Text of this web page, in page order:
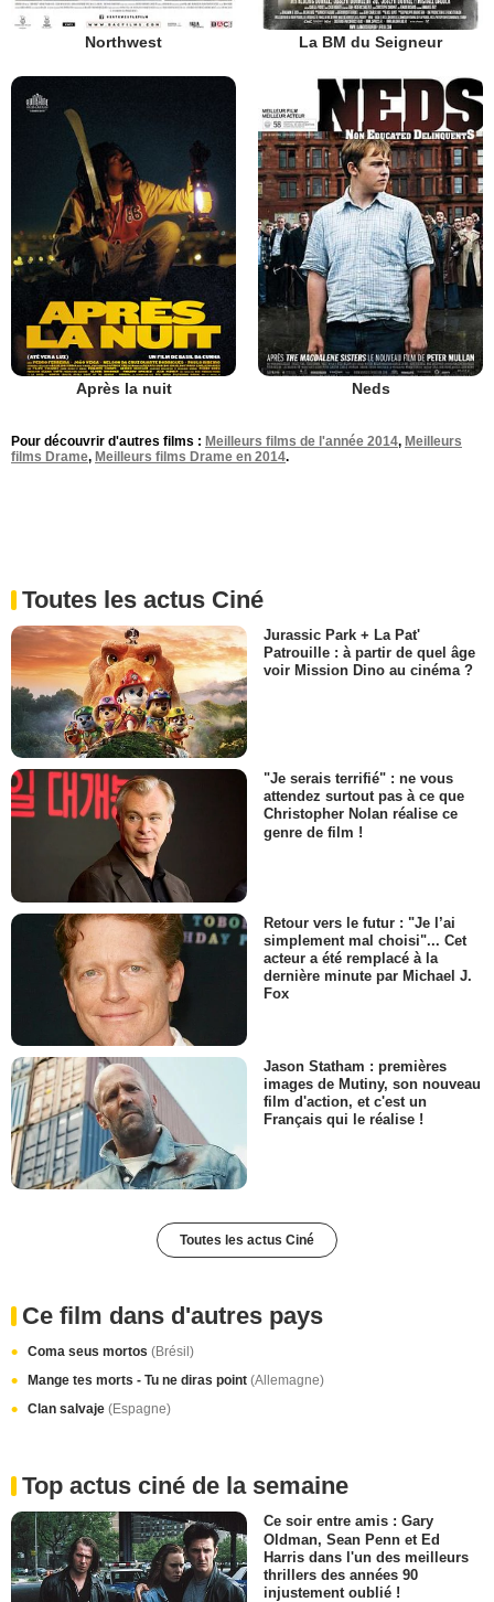
Northwest La BM du Seigneur
Après la nuit Neds
Pour découvrir d'autres films : Meilleurs films de l'année 2014, Meilleurs
films Drame, Meilleurs films Drame en 2014.
Toutes les actus Ciné
Jurassic Park + La Pat'
Patrouille : à partir de quel âge
voir Mission Dino au cinéma ?
"Je serais terrifié" : ne vous
attendez surtout pas à ce que
Christopher Nolan réalise ce
genre de film !
Retour vers le futur : "Je l’ai
simplement mal choisi"... Cet
acteur a été remplacé à la
dernière minute par Michael J.
Fox
Jason Statham : premières
images de Mutiny, son nouveau
film d'action, et c'est un
Français qui le réalise !
Toutes les actus Ciné
Ce film dans d'autres pays
Coma seus mortos (Brésil)
Mange tes morts - Tu ne diras point (Allemagne)
Clan salvaje (Espagne)
Top actus ciné de la semaine
Ce soir entre amis : Gary
Oldman, Sean Penn et Ed
Harris dans l'un des meilleurs
thrillers des années 90
injustement oublié !